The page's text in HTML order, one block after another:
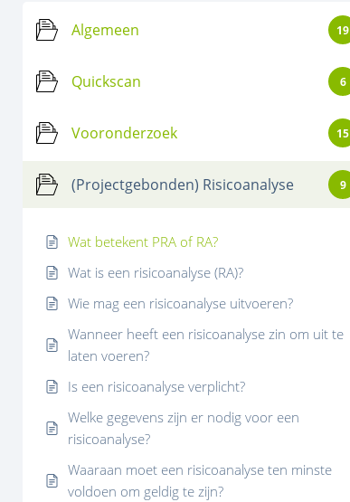
Algemeen 19
Quickscan 6
Vooronderzoek 15
(Projectgebonden) Risicoanalyse 9
Wat betekent PRA of RA?
Wat is een risicoanalyse (RA)?
Wie mag een risicoanalyse uitvoeren?
Wanneer heeft een risicoanalyse zin om uit te
laten voeren?
Is een risicoanalyse verplicht?
Welke gegevens zijn er nodig voor een
risicoanalyse?
Waaraan moet een risicoanalyse ten minste
voldoen om geldig te zijn?